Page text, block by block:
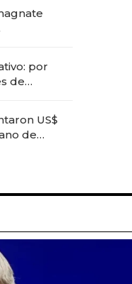
por
de
US$
de